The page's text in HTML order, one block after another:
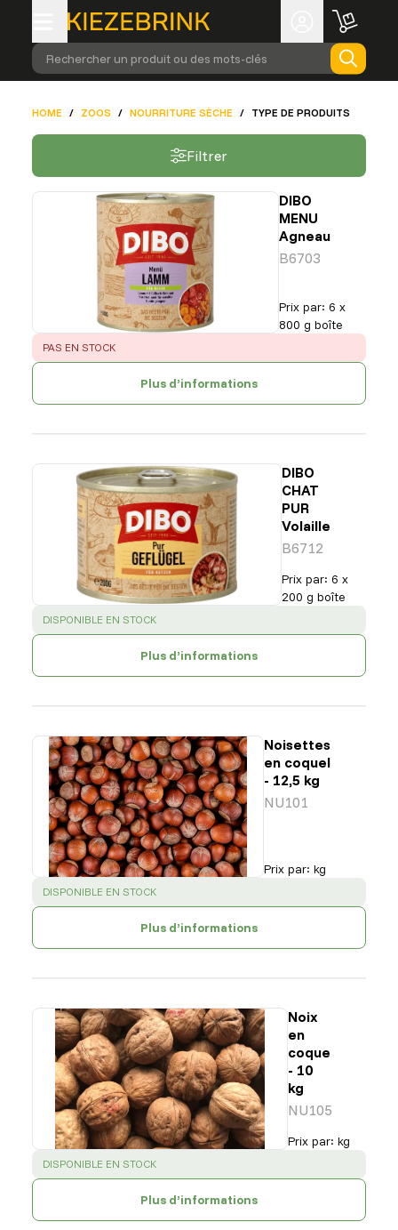
Rechercher un produit ou des mots-clés
HOME / ZOOS / NOURRITURE SÈCHE / TYPE DE PRODUITS
Filtrer
DIBO
MENU
Agneau
B6703
Prix par: 6 x
800 g boîte
ERROR:
PAS EN STOCK
Plus d’informations
DIBO
CHAT
PUR
Volaille
B6712
Prix par: 6 x
200 g boîte
SUCCESS:
DISPONIBLE EN STOCK
Plus d’informations
Noisettes
en coquel
- 12,5 kg
NU101
Prix par: kg
SUCCESS:
DISPONIBLE EN STOCK
Plus d’informations
Noix
en
coque
- 10
kg
NU105
Prix par: kg
SUCCESS:
DISPONIBLE EN STOCK
Plus d’informations